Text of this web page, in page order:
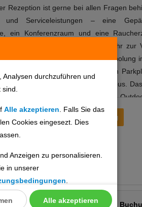
durchzuführen und
Alle akzeptieren . Falls Sie das
Cookies eingesezt. Dies
Anzeigen zu personalisieren.
in unserer
Alle akzeptieren
Preisentwicklung
Rezeption ist gerne bei allen Fragen
und Serviceleistungen – eine
ein Konferenzraum und eine
Anlage steht WLAN ohne Gebühr zur
Raum für Entspannung und Erholung
kann es ohne Gebühr auf dem
Angebot zählt ein eigener Shuttlebus.
2002RezeptionGartenanlagePool:
öffentlichen Bereich: ohne
unbewacht: gegen
1Zimmer: 12Landeskategorie: 4 Sterne
schenkt Energie für den Tag. Essen &
Innen- und Außenpools eignen
Aquatraining und aktive Erholung.
darunter Tennis, ein
geprüft.